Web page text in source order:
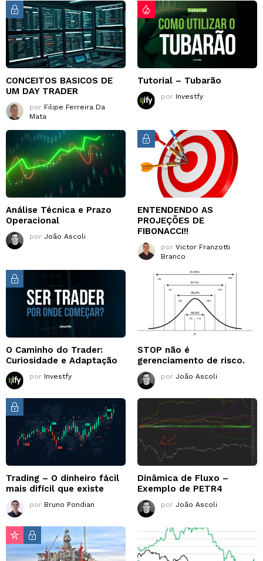
CONCEITOS BASICOS DE
UM DAY TRADER
por Filipe Ferreira Da
Mata
Tutorial – Tubarão
por Investfy
Análise Técnica e Prazo
Operacional
por João Ascoli
ENTENDENDO AS
PROJEÇÕES DE
FIBONACCI!!
por Victor Franzotti
Branco
O Caminho do Trader:
Curiosidade e Adaptação
por Investfy
STOP não é
gerenciamento de risco.
por João Ascoli
Trading – O dinheiro fácil
mais difícil que existe
por Bruno Pondian
Dinâmica de Fluxo –
Exemplo de PETR4
por João Ascoli